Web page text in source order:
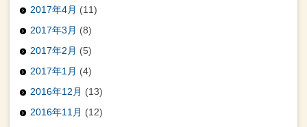
2017年4月 (11)
2017年3月 (8)
2017年2月 (5)
2017年1月 (4)
2016年12月 (13)
2016年11月 (12)